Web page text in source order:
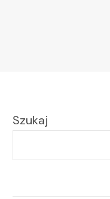
Szukaj